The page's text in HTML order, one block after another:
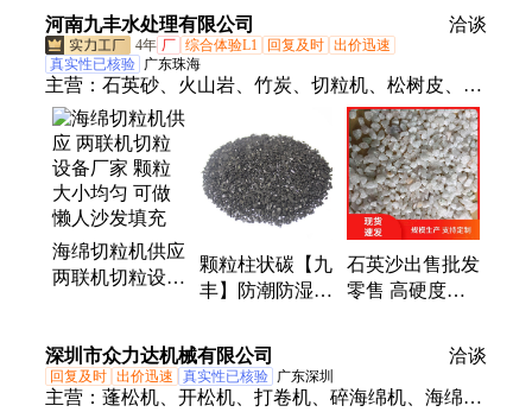
粉碎切粒刀
河南九丰水处理有限公司 洽谈
4年 厂 综合体验L1 回复及时 出价迅速
真实性已核验 广东珠海
主营： 石英砂、火山岩、竹炭、切粒机、松树皮、陶
粒、铸造石用英砂、斜管填料、火山石、沸石、活性
炭、聚丙烯酰胺、聚合氯化铝、葡萄糖、悬浮球、空
心球、彗星填料、硫酸铁、水处理石英砂、喷砂除
锈、河道治理、尾水处理、污水处理厂、园林景观、
流化床填料
海绵切粒机供应
两联机切粒设备
沙发填充
颗粒柱状碳【九
丰】防潮防湿防
统用破碎炭ZY-
23
石英沙出售批发
零售 高硬度石
深圳市众力达机械有限公司 洽谈
回复及时 出价迅速 真实性已核验 广东深圳
主营： 蓬松机、开松机、打卷机、碎海绵机、海绵工